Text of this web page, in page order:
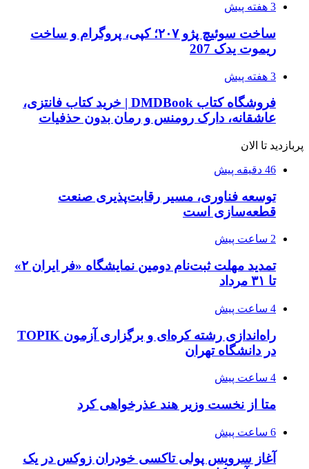
3 هفته پیش
ساخت سوئیچ پژو ۲۰۷؛ کپی، پروگرام و ساخت
ریموت یدک 207
3 هفته پیش
فروشگاه کتاب DMDBook | خرید کتاب فانتزی،
عاشقانه، دارک رومنس و رمان بدون حذفیات
پربازدید تا الان
46 دقیقه پیش
توسعه فناوری، مسیر رقابت‌پذیری صنعت
قطعه‌سازی است
2 ساعت پیش
تمدید مهلت ثبت‌نام دومین نمایشگاه «فر ایران ۲»
تا ۳۱ مرداد
4 ساعت پیش
راه‌اندازی رشته کره‌ای و برگزاری آزمون TOPIK
در دانشگاه تهران
4 ساعت پیش
متا از نخست وزیر هند عذرخواهی کرد
6 ساعت پیش
آغاز سرویس پولی تاکسی خودران زوکس در یک